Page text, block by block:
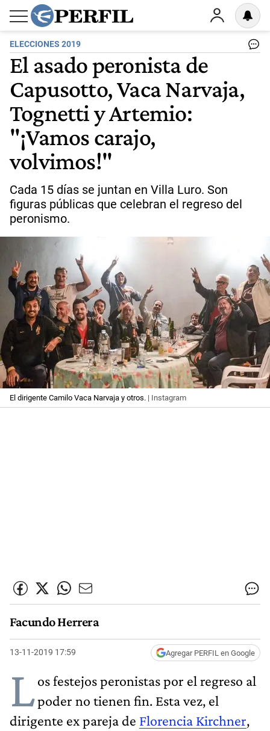
ELECCIONES 2019
El asado peronista de
Capusotto, Vaca Narvaja,
Tognetti y Artemio:
"¡Vamos carajo,
volvimos!"
Cada 15 días se juntan en Villa Luro. Son
figuras públicas que celebran el regreso del
peronismo.
El dirigente Camilo Vaca Narvaja y otros. | Instagram
Facundo Herrera
13-11-2019 17:59 Agregar PERFIL en Google
Los festejos peronistas por el regreso al
poder no tienen fin. Esta vez, el
dirigente ex pareja de Florencia Kirchner,